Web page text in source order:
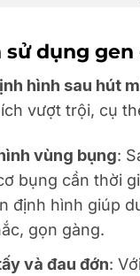
sử dụng
hình sau hút
vượt trội, cụ
vùng bụng:
bụng cần thời
định hình giúp
gọn gàng.
và đau đớn: